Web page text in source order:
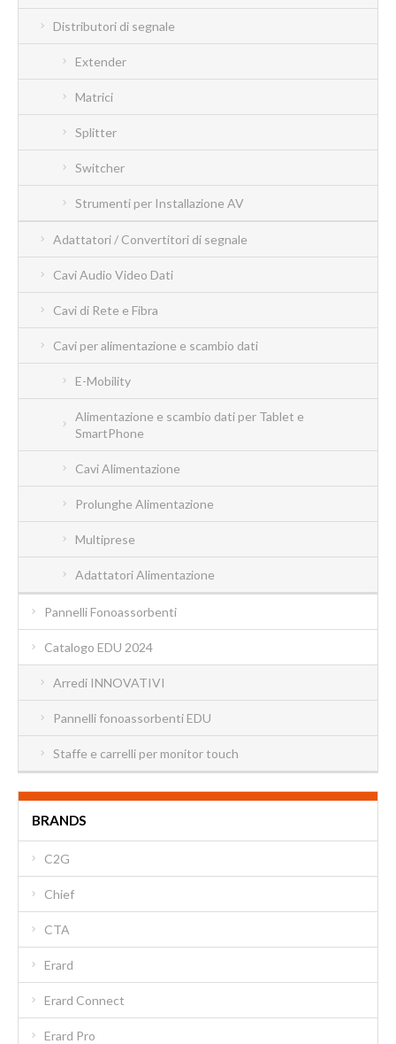
Distributori di segnale
Extender
Matrici
Splitter
Switcher
Strumenti per Installazione AV
Adattatori / Convertitori di segnale
Cavi Audio Video Dati
Cavi di Rete e Fibra
Cavi per alimentazione e scambio dati
E-Mobility
Alimentazione e scambio dati per Tablet e
SmartPhone
Cavi Alimentazione
Prolunghe Alimentazione
Multiprese
Adattatori Alimentazione
Pannelli Fonoassorbenti
Catalogo EDU 2024
Arredi INNOVATIVI
Pannelli fonoassorbenti EDU
Staffe e carrelli per monitor touch
BRANDS
C2G
Chief
CTA
Erard
Erard Connect
Erard Pro